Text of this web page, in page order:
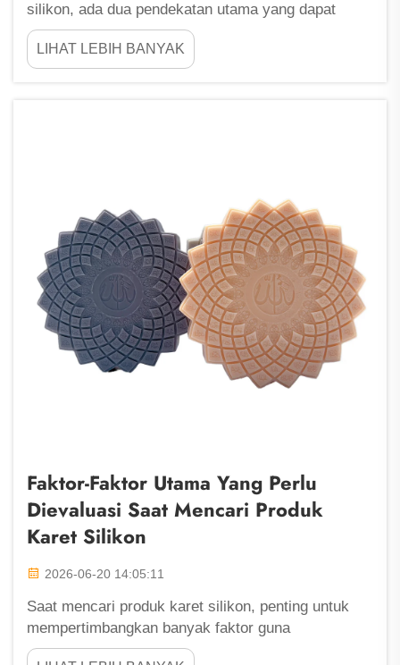
silikon, ada dua pendekatan utama yang dapat
dipilih perusahaan. Salah satunya disebut OEM,
dan yang lainnya disebut ODM. Di Fu Zhou
ShengLeaf, kami memahami kedua proses ini
LIHAT LEBIH BANYAK
Faktor-Faktor Utama Yang Perlu
Dievaluasi Saat Mencari Produk
Karet Silikon
2026-06-20 14:05:11
Saat mencari produk karet silikon, penting untuk
mempertimbangkan banyak faktor guna
memastikan Anda memperoleh kualitas dan nilai